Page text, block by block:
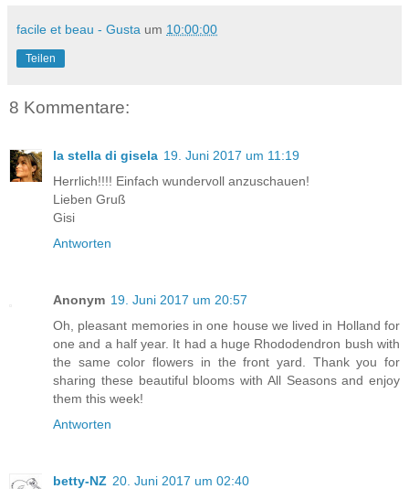
facile et beau - Gusta um 10:00:00
Teilen
8 Kommentare:
la stella di gisela 19. Juni 2017 um 11:19
Herrlich!!!! Einfach wundervoll anzuschauen!
Lieben Gruß
Gisi
Antworten
Anonym 19. Juni 2017 um 20:57
Oh, pleasant memories in one house we lived in Holland for
one and a half year. It had a huge Rhododendron bush with
the same color flowers in the front yard. Thank you for
sharing these beautiful blooms with All Seasons and enjoy
them this week!
Antworten
betty-NZ 20. Juni 2017 um 02:40